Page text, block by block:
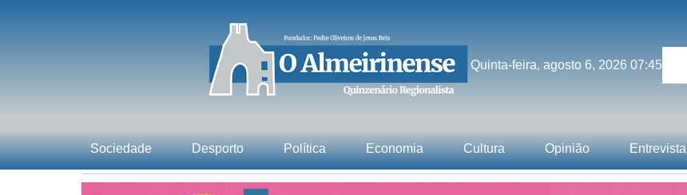
Quinta-feira, agosto 6, 2026 07:45
Sociedade Desporto Política Economia Cultura Opinião Entrevista